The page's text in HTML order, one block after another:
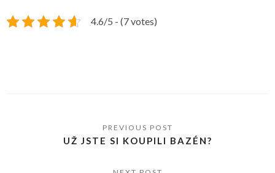
4.6/5 - (7 votes)
UŽ JSTE SI KOUPILI BAZÉN?